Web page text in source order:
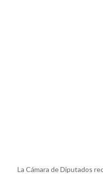
La Cámara de Diputados